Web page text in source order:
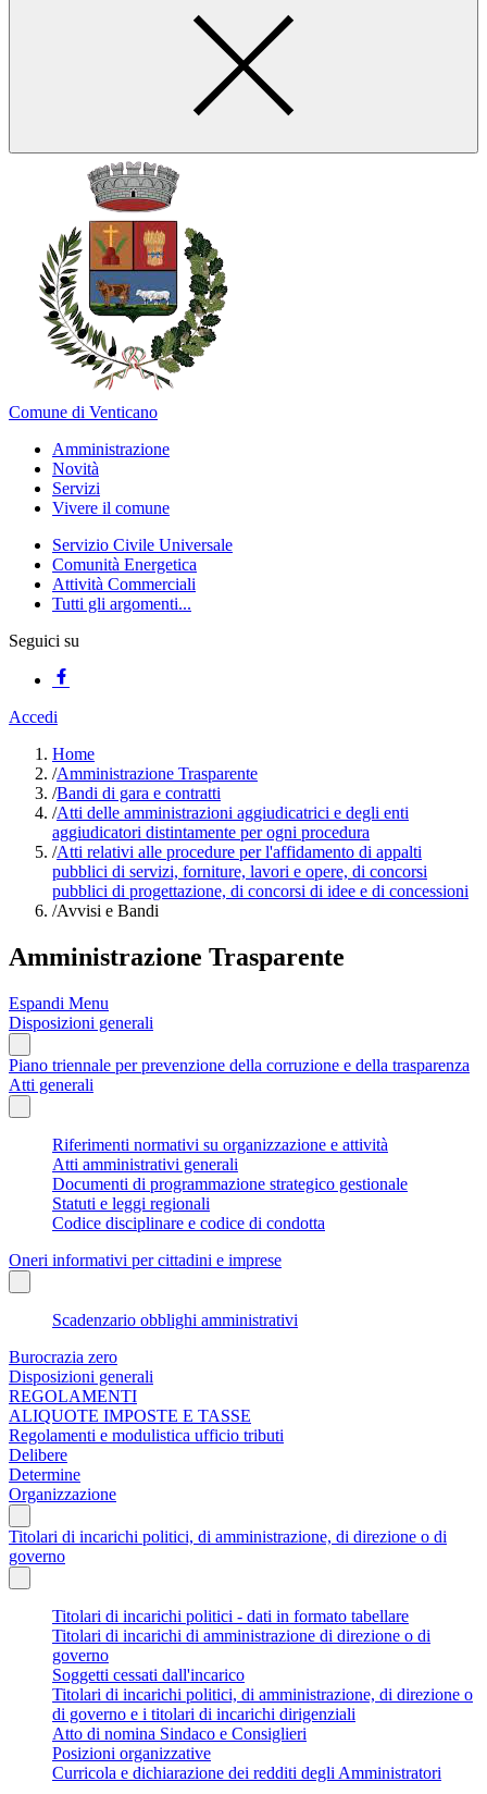
Comune di Venticano
Amministrazione
Novità
Servizi
Vivere il comune
Servizio Civile Universale
Comunità Energetica
Attività Commerciali
Tutti gli argomenti...
Seguici su
Accedi
Home
/Amministrazione Trasparente
/Bandi di gara e contratti
/Atti delle amministrazioni aggiudicatrici e degli enti
aggiudicatori distintamente per ogni procedura
/Atti relativi alle procedure per l'affidamento di appalti
pubblici di servizi, forniture, lavori e opere, di concorsi
pubblici di progettazione, di concorsi di idee e di concessioni
/Avvisi e Bandi
Amministrazione Trasparente
Espandi Menu
Disposizioni generali
Piano triennale per prevenzione della corruzione e della trasparenza
Atti generali
Riferimenti normativi su organizzazione e attività
Atti amministrativi generali
Documenti di programmazione strategico gestionale
Statuti e leggi regionali
Codice disciplinare e codice di condotta
Oneri informativi per cittadini e imprese
Scadenzario obblighi amministrativi
Burocrazia zero
Disposizioni generali
REGOLAMENTI
ALIQUOTE IMPOSTE E TASSE
Regolamenti e modulistica ufficio tributi
Delibere
Determine
Organizzazione
Titolari di incarichi politici, di amministrazione, di direzione o di
governo
Titolari di incarichi politici - dati in formato tabellare
Titolari di incarichi di amministrazione di direzione o di
governo
Soggetti cessati dall'incarico
Titolari di incarichi politici, di amministrazione, di direzione o
di governo e i titolari di incarichi dirigenziali
Atto di nomina Sindaco e Consiglieri
Posizioni organizzative
Curricola e dichiarazione dei redditi degli Amministratori